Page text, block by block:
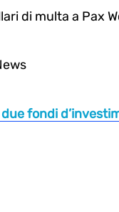
di multa a Pax
fondi